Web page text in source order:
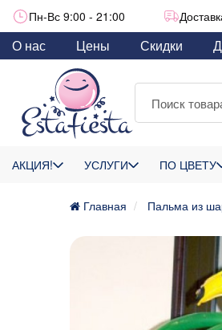
Пн-Вс 9:00 - 21:00
О нас Цены Скидки
АКЦИЯ! УСЛУГИ ПО ЦВЕТУ
Главная Пальма из